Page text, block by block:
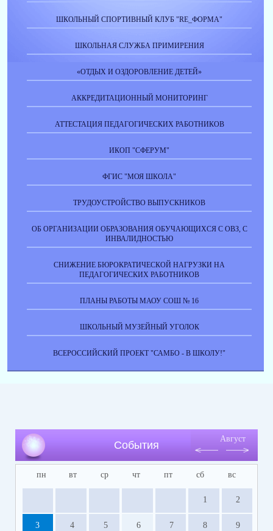
ШКОЛЬНЫЙ СПОРТИВНЫЙ КЛУБ "RE_ФОРМА"
ШКОЛЬНАЯ СЛУЖБА ПРИМИРЕНИЯ
«ОТДЫХ И ОЗДОРОВЛЕНИЕ ДЕТЕЙ»
АККРЕДИТАЦИОННЫЙ МОНИТОРИНГ
АТТЕСТАЦИЯ ПЕДАГОГИЧЕСКИХ РАБОТНИКОВ
ИКОП "СФЕРУМ"
ФГИС "МОЯ ШКОЛА"
ТРУДОУСТРОЙСТВО ВЫПУСКНИКОВ
ОБ ОРГАНИЗАЦИИ ОБРАЗОВАНИЯ ОБУЧАЮЩИХСЯ С ОВЗ, С
ИНВАЛИДНОСТЬЮ
СНИЖЕНИЕ БЮРОКРАТИЧЕСКОЙ НАГРУЗКИ НА
ПЕДАГОГИЧЕСКИХ РАБОТНИКОВ
ПЛАНЫ РАБОТЫ МАОУ СОШ № 16
ШКОЛЬНЫЙ МУЗЕЙНЫЙ УГОЛОК
ВСЕРОССИЙСКИЙ ПРОЕКТ "САМБО - В ШКОЛУ!"
События
Август
пн вт ср чт пт сб вс
1 2
3 4 5 6 7 8 9